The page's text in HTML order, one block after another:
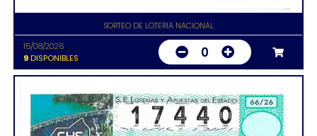
SORTEO DE LOTERIA NACIONAL
15/08/2026
9DISPONIBLES 0